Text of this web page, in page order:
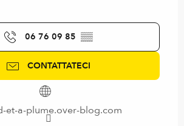
06 76 09 85 ▒▒
CONTATTATECI
et-a-plume.over-blog.com